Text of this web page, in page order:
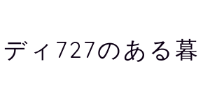
ィ727のある